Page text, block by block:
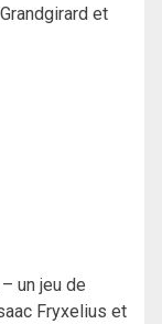
et
– un jeu de
Fryxelius et